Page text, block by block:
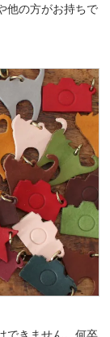
他の方がお持ちで